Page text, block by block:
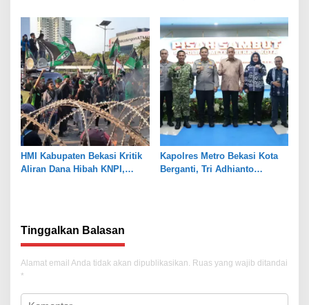
Pendampingan Hukum
Hari Besar
HMI Kabupaten Bekasi Kritik
Aliran Dana Hibah KNPI,
Kapolres Metro Bekasi Kota
Berganti, Tri Adhianto
Tinggalkan Balasan
Alamat email Anda tidak akan dipublikasikan. Ruas yang wajib ditandai
*